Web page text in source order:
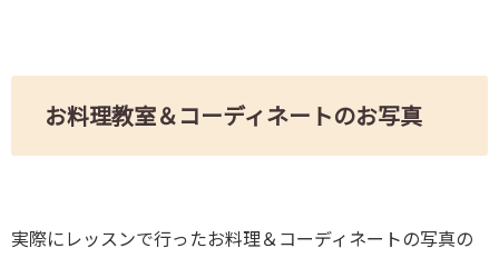
お料理教室＆コーディネートのお写真
実際にレッスンで行ったお料理＆コーディネートの写真の